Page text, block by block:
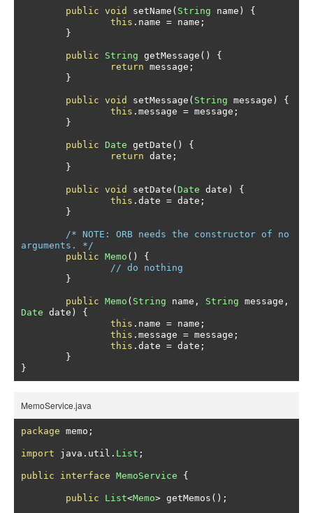
public void setName ( String name )
{
this . name = name ;
}
public String getMessage ()
{
return message ;
}
public void setMessage ( String message )
{
this . message = message ;
}
public Date getDate ()
{
return date ;
}
public void setDate (Date date )
{
this . date = date ;
}
/* NOTE: ORB needs the constructor of no
arguments. */
public Memo ()
{
// do nothing
}
public Memo ( String name , String message ,
Date date )
{
this . name = name ;
this . message = message ;
this . date = date ;
}
}
MemoService.java
package memo ;
import java . util . List ;
public interface MemoService {
public List<Memo> getMemos ();